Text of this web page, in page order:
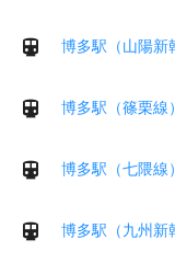
博多駅（山陽新
博多駅（篠栗線
博多駅（七隈線
博多駅（九州新